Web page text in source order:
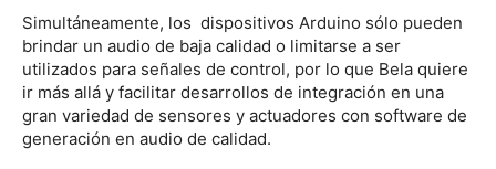
Simultáneamente, los dispositivos Arduino sólo pueden
brindar un audio de baja calidad o limitarse a ser
utilizados para señales de control, por lo que Bela quiere
ir más allá y facilitar desarrollos de integración en una
gran variedad de sensores y actuadores con software de
generación en audio de calidad.